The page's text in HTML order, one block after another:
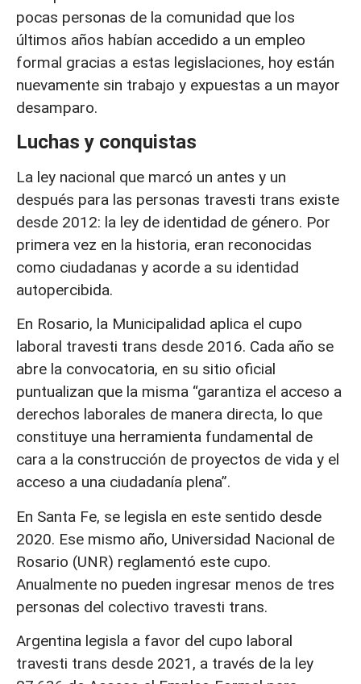
pocas personas de la comunidad que los
últimos años habían accedido a un empleo
formal gracias a estas legislaciones, hoy están
nuevamente sin trabajo y expuestas a un mayor
desamparo.
Luchas y conquistas
La ley nacional que marcó un antes y un
después para las personas travesti trans existe
desde 2012: la ley de identidad de género. Por
primera vez en la historia, eran reconocidas
como ciudadanas y acorde a su identidad
autopercibida.
En Rosario, la Municipalidad aplica el cupo
laboral travesti trans desde 2016. Cada año se
abre la convocatoria, en su sitio oficial
puntualizan que la misma “garantiza el acceso a
derechos laborales de manera directa, lo que
constituye una herramienta fundamental de
cara a la construcción de proyectos de vida y el
acceso a una ciudadanía plena”.
En Santa Fe, se legisla en este sentido desde
2020. Ese mismo año, Universidad Nacional de
Rosario (UNR) reglamentó este cupo.
Anualmente no pueden ingresar menos de tres
personas del colectivo travesti trans.
Argentina legisla a favor del cupo laboral
travesti trans desde 2021, a través de la ley